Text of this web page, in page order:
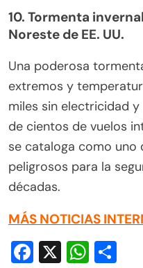
10. Tormenta
Noreste de EE. UU.
Una poderosa
extremos y
miles sin electricidad
de cientos de vuelos
se cataloga como uno
peligrosos para la
décadas.
MÁS NOTICIAS
Facebook
X